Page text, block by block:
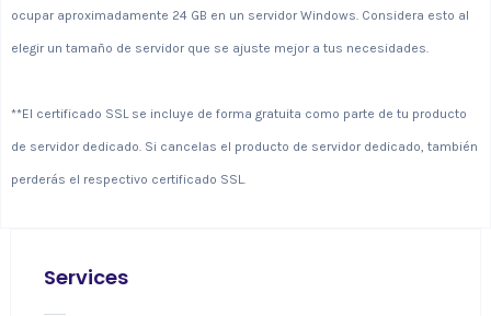
ocupar aproximadamente 24 GB en un servidor Windows. Considera esto al
elegir un tamaño de servidor que se ajuste mejor a tus necesidades.
**El certificado SSL se incluye de forma gratuita como parte de tu producto
de servidor dedicado. Si cancelas el producto de servidor dedicado, también
perderás el respectivo certificado SSL.
Services